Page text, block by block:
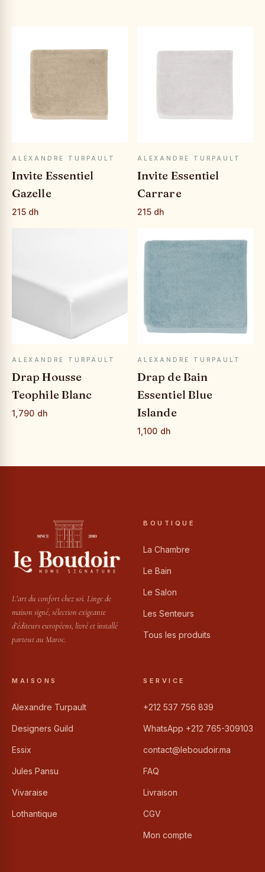
APERÇU RAPIDE
ALEXANDRE TURPAULT
Invite Essentiel
Gazelle
215 dh
APERÇU RAPIDE
ALEXANDRE TURPAULT
Invite Essentiel
Carrare
215 dh
APERÇU RAPIDE
ALEXANDRE TURPAULT
Drap Housse
Teophile Blanc
1,790 dh
APERÇU RAPIDE
ALEXANDRE TURPAULT
Drap de Bain
Essentiel Blue
Islande
1,100 dh
L’art du confort chez soi. Linge de
maison signé, sélection exigeante
d’éditeurs européens, livré et installé
partout au Maroc.
BOUTIQUE
La Chambre
Le Bain
Le Salon
Les Senteurs
Tous les produits
MAISONS
Alexandre Turpault
Designers Guild
Essix
Jules Pansu
Vivaraise
Lothantique
SERVICE
+212 537 756 839
WhatsApp +212 765-309103
contact@leboudoir.ma
FAQ
Livraison
CGV
Mon compte